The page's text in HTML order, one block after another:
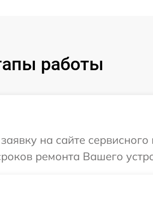
работы
на сайте
ремонта Вашего